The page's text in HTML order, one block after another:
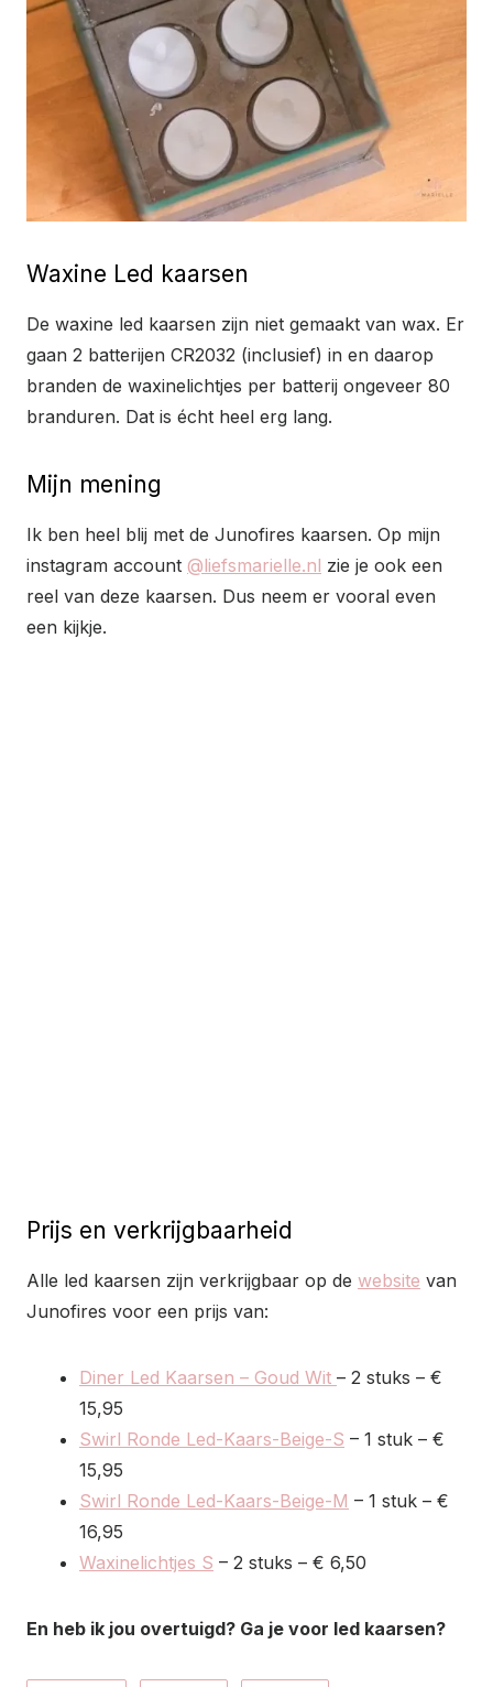
Waxine Led kaarsen
De waxine led kaarsen zijn niet gemaakt van wax. Er
gaan 2 batterijen CR2032 (inclusief) in en daarop
branden de waxinelichtjes per batterij ongeveer 80
branduren. Dat is écht heel erg lang.
Mijn mening
Ik ben heel blij met de Junofires kaarsen. Op mijn
instagram account @liefsmarielle.nl zie je ook een
reel van deze kaarsen. Dus neem er vooral even
een kijkje.
Prijs en verkrijgbaarheid
Alle led kaarsen zijn verkrijgbaar op de website van
Junofires voor een prijs van:
Diner Led Kaarsen – Goud Wit – 2 stuks – €
15,95
Swirl Ronde Led-Kaars-Beige-S – 1 stuk – €
15,95
Swirl Ronde Led-Kaars-Beige-M – 1 stuk – €
16,95
Waxinelichtjes S – 2 stuks – € 6,50
En heb ik jou overtuigd? Ga je voor led kaarsen?